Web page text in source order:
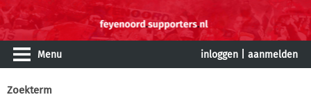
Menu inloggen aanmelden
Zoekterm